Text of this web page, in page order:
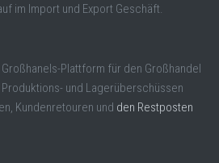
im Import und Export Geschäft.
Plattform für den Großhandel
und Lagerüberschüssen
Kundenretouren und den Restposten